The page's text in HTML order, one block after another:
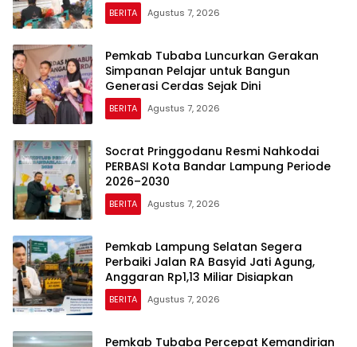
BERITA Agustus 7, 2026
Pemkab Tubaba Luncurkan Gerakan
Simpanan Pelajar untuk Bangun
Generasi Cerdas Sejak Dini
BERITA Agustus 7, 2026
Socrat Pringgodanu Resmi Nahkodai
PERBASI Kota Bandar Lampung Periode
2026–2030
BERITA Agustus 7, 2026
Pemkab Lampung Selatan Segera
Perbaiki Jalan RA Basyid Jati Agung,
Anggaran Rp1,13 Miliar Disiapkan
BERITA Agustus 7, 2026
Pemkab Tubaba Percepat Kemandirian